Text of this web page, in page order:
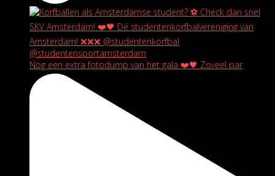
Nog een extra fotodump van het gala ❤️🖤 Zoveel par